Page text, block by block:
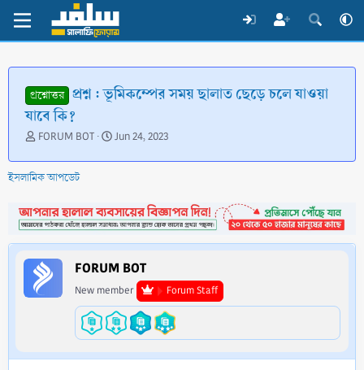
প্রশ্নোত্তর প্রশ্ন : ভূমিকম্পের সময় ছালাত ছেড়ে চলে যাওয়া
যাবে কি?
T
r
e
d
s
t
a
r
t
FORUM BOT
S
a
d
a
t
e
Jun 24, 2023
ইসলামিক আপডেট
FORUM BOT
New member Forum Staff